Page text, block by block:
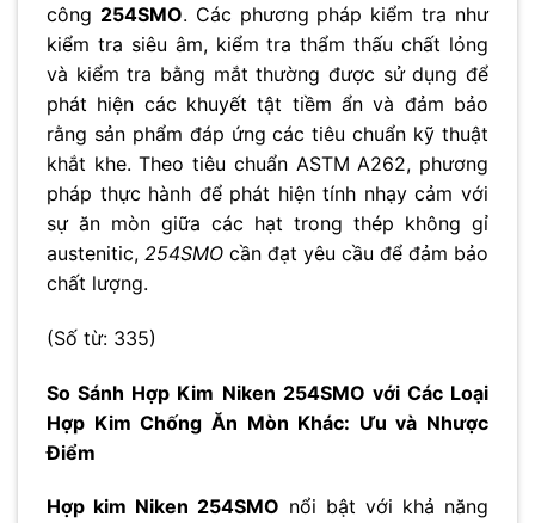
công 254SMO. Các phương pháp kiểm tra như
kiểm tra siêu âm, kiểm tra thẩm thấu chất lỏng
và kiểm tra bằng mắt thường được sử dụng để
phát hiện các khuyết tật tiềm ẩn và đảm bảo
rằng sản phẩm đáp ứng các tiêu chuẩn kỹ thuật
khắt khe. Theo tiêu chuẩn ASTM A262, phương
pháp thực hành để phát hiện tính nhạy cảm với
sự ăn mòn giữa các hạt trong thép không gỉ
austenitic, 254SMO cần đạt yêu cầu để đảm bảo
chất lượng.
(Số từ: 335)
So Sánh Hợp Kim Niken 254SMO với Các Loại
Hợp Kim Chống Ăn Mòn Khác: Ưu và Nhược
Điểm
Hợp kim Niken 254SMO nổi bật với khả năng